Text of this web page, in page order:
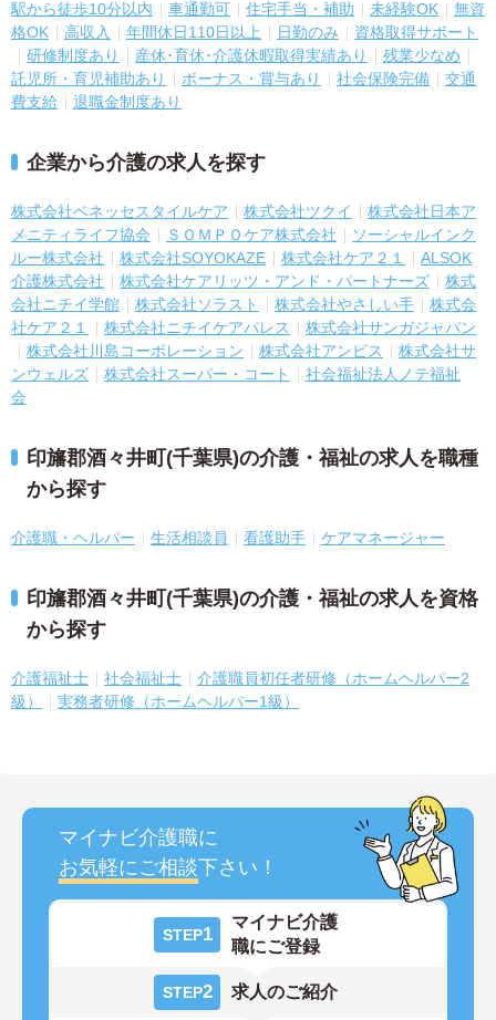
駅から徒歩10分以内 車通勤可 住宅手当・補助 未経験OK
無資
格OK
高収入 年間休日110日以上 日勤のみ
資格取得サポート
研修制度あり
産休･育休･介護休暇取得実績あり
残業少なめ
託児所・育児補助あり
ボーナス・賞与あり 社会保険完備
交通
費支給
退職金制度あり
企業から介護の求人を探す
株式会社ベネッセスタイルケア 株式会社ツクイ
株式会社日本ア
メニティライフ協会
ＳＯＭＰＯケア株式会社
ソーシャルインク
ルー株式会社
株式会社SOYOKAZE 株式会社ケア２１
ALSOK
介護株式会社
株式会社ケアリッツ・アンド・パートナーズ
株式
会社ニチイ学館
株式会社ソラスト 株式会社やさしい手
株式会
社ケア２１
株式会社ニチイケアパレス
株式会社サンガジャパン
株式会社川島コーポレーション
株式会社アンビス
株式会社サ
ンウェルズ
株式会社スーパー・コート
社会福祉法人ノテ福祉
会
印旛郡酒々井町(千葉県)の介護・福祉の求人を職種
から探す
介護職・ヘルパー 生活相談員 看護助手 ケアマネージャー
印旛郡酒々井町(千葉県)の介護・福祉の求人を資格
から探す
介護福祉士 社会福祉士
介護職員初任者研修（ホームヘルパー2
級）
実務者研修（ホームヘルパー1級）
マイナビ介護職に
お気軽にご相談下さい！
STEP1
マイナビ介護
職にご登録
STEP2 求人のご紹介